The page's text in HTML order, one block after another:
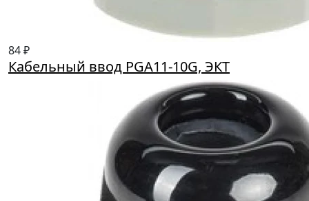
84 ₽
Кабельный ввод PGA11-10G, ЭКТ